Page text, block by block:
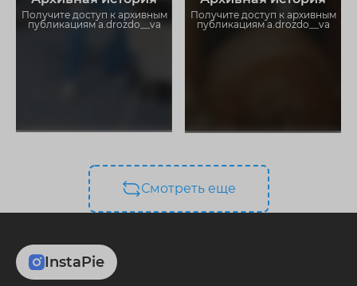
Получите доступ к архивным
публикациям a.drozdo__va
ограничений
Получите доступ к архивным
публикациям a.drozdo__va
ограничений
Смотреть еще
InstaPie